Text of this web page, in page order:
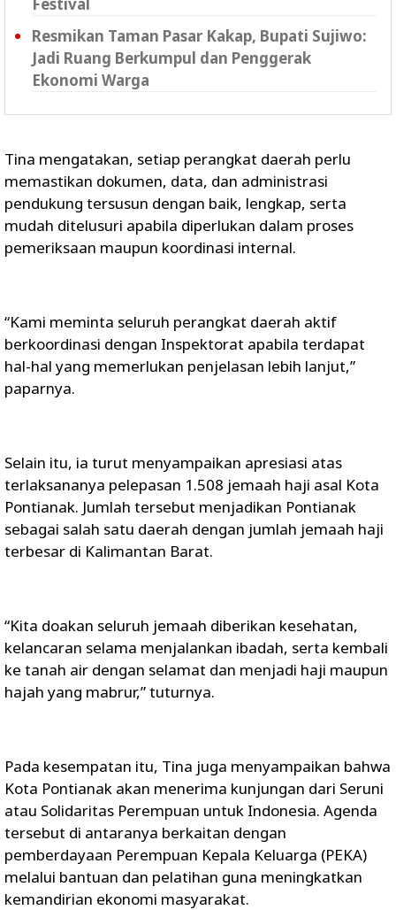
Resmikan Taman Pasar Kakap, Bupati Sujiwo:
Jadi Ruang Berkumpul dan Penggerak
Ekonomi Warga
Tina mengatakan, setiap perangkat daerah perlu
memastikan dokumen, data, dan administrasi
pendukung tersusun dengan baik, lengkap, serta
mudah ditelusuri apabila diperlukan dalam proses
pemeriksaan maupun koordinasi internal.
“Kami meminta seluruh perangkat daerah aktif
berkoordinasi dengan Inspektorat apabila terdapat
hal-hal yang memerlukan penjelasan lebih lanjut,”
paparnya.
Selain itu, ia turut menyampaikan apresiasi atas
terlaksananya pelepasan 1.508 jemaah haji asal Kota
Pontianak. Jumlah tersebut menjadikan Pontianak
sebagai salah satu daerah dengan jumlah jemaah haji
terbesar di Kalimantan Barat.
“Kita doakan seluruh jemaah diberikan kesehatan,
kelancaran selama menjalankan ibadah, serta kembali
ke tanah air dengan selamat dan menjadi haji maupun
hajah yang mabrur,” tuturnya.
Pada kesempatan itu, Tina juga menyampaikan bahwa
Kota Pontianak akan menerima kunjungan dari Seruni
atau Solidaritas Perempuan untuk Indonesia. Agenda
tersebut di antaranya berkaitan dengan
pemberdayaan Perempuan Kepala Keluarga (PEKA)
melalui bantuan dan pelatihan guna meningkatkan
kemandirian ekonomi masyarakat.